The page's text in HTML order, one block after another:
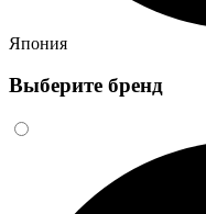
Япония
Выберите бренд